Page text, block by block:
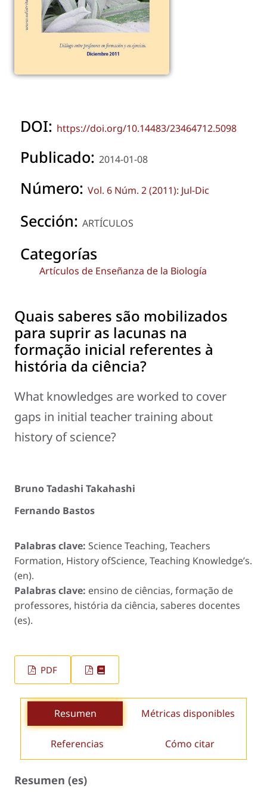
DOI: https://doi.org/10.14483/23464712.5098
Publicado: 2014-01-08
Número: Vol. 6 Núm. 2 (2011): Jul-Dic
Sección: ARTÍCULOS
Categorías
Artículos de Enseñanza de la Biología
Quais saberes são mobilizados
para suprir as lacunas na
formação inicial referentes à
história da ciência?
What knowledges are worked to cover
gaps in initial teacher training about
history of science?
Bruno Tadashi Takahashi
Fernando Bastos
Palabras clave: Science Teaching, Teachers
Formation, History ofScience, Teaching Knowledge’s.
(en).
Palabras clave: ensino de ciências, formação de
professores, história da ciência, saberes docentes
(es).
PDF
Resumen Métricas disponibles
Referencias Cómo citar
Resumen (es)